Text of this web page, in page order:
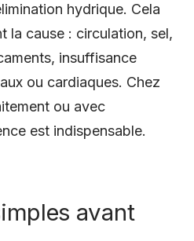
hydrique. Cela
la cause : circulation, sel,
insuffisance
ou cardiaques. Chez
ou avec
est indispensable.
avant